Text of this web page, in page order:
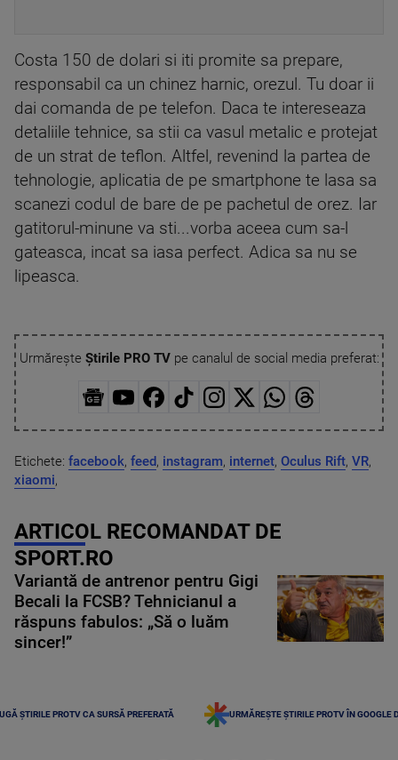
Costa 150 de dolari si iti promite sa prepare,
responsabil ca un chinez harnic, orezul. Tu doar ii
dai comanda de pe telefon. Daca te intereseaza
detaliile tehnice, sa stii ca vasul metalic e protejat
de un strat de teflon. Altfel, revenind la partea de
tehnologie, aplicatia de pe smartphone te lasa sa
scanezi codul de bare de pe pachetul de orez. Iar
gatitorul-minune va sti...vorba aceea cum sa-l
gateasca, incat sa iasa perfect. Adica sa nu se
lipeasca.
Urmărește Știrile PRO TVpe canalul de social media preferat:
Etichete: facebook, feed, instagram, internet, Oculus Rift, VR,
xiaomi,
ARTICOL RECOMANDAT DE
SPORT.RO
Variantă de antrenor pentru Gigi
Becali la FCSB? Tehnicianul a
răspuns fabulos: „Să o luăm
sincer!”
ȘTIRILE PROTV CA SURSĂ PREFERATĂ URMĂREȘTE ȘTIRILE PROTV ÎN GOOGLE